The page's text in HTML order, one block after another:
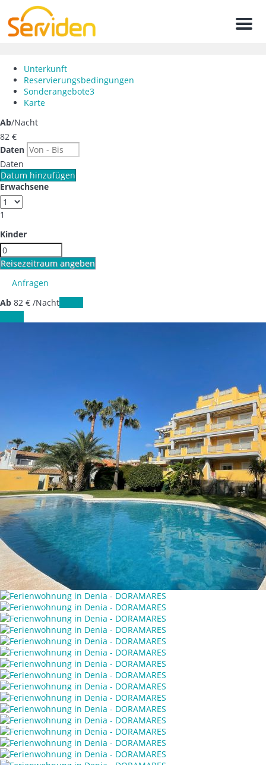
Menu
Unterkunft
Reservierungsbedingungen
Sonderangebote3
Karte
Ab/Nacht
82 €
Daten
Daten
Datum hinzufügen
Erwachsene
1
Kinder
Reisezeitraum angeben
Anfragen
Ab 82 € /Nacht